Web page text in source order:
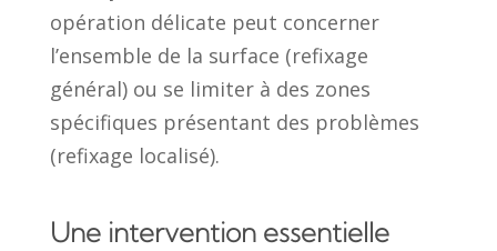
opération délicate peut concerner
l’ensemble de la surface (refixage
général) ou se limiter à des zones
spécifiques présentant des problèmes
(refixage localisé).
Une intervention essentielle